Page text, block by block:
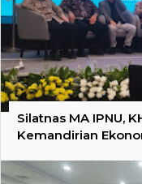
Silatnas MA IPNU,
Kemandirian